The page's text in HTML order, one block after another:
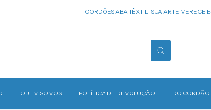
CORDÕES ABA TÊXTIL, SUA ARTE MERECE ESSE
QUEM SOMOS POLÍTICA DE DEVOLUÇÃO DO